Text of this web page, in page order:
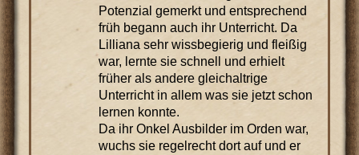
Potenzial gemerkt und entsprechend
früh begann auch ihr Unterricht. Da
Lilliana sehr wissbegierig und fleißig
war, lernte sie schnell und erhielt
früher als andere gleichaltrige
Unterricht in allem was sie jetzt schon
lernen konnte.
Da ihr Onkel Ausbilder im Orden war,
wuchs sie regelrecht dort auf und er